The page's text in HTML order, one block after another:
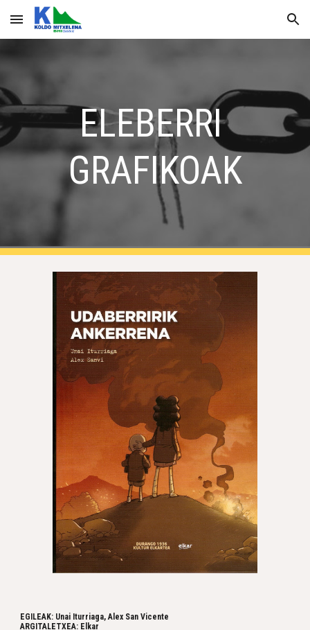
Skip to main content Skip to navigation
ELEBERRI
GRAFIKOAK
EGILEAK: Unai Iturriaga, Alex San Vicente
ARGITALETXEA: Elkar